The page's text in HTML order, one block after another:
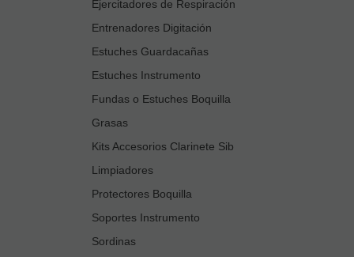
Ejercitadores de Respiración
Entrenadores Digitación
Estuches Guardacañas
Estuches Instrumento
Fundas o Estuches Boquilla
Grasas
Kits Accesorios Clarinete Sib
Limpiadores
Protectores Boquilla
Soportes Instrumento
Sordinas